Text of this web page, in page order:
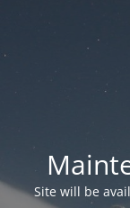
Site will be